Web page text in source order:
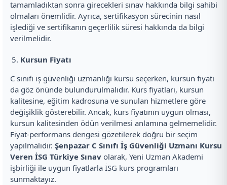
tamamladıktan sonra girecekleri sınav hakkında bilgi sahibi
olmaları önemlidir. Ayrıca, sertifikasyon sürecinin nasıl
işlediği ve sertifikanın geçerlilik süresi hakkında da bilgi
verilmelidir.
Kursun Fiyatı
C sınıfı iş güvenliği uzmanlığı kursu seçerken, kursun fiyatı
da göz önünde bulundurulmalıdır. Kurs fiyatları, kursun
kalitesine, eğitim kadrosuna ve sunulan hizmetlere göre
değişiklik gösterebilir. Ancak, kurs fiyatının uygun olması,
kursun kalitesinden ödün verilmesi anlamına gelmemelidir.
Fiyat-performans dengesi gözetilerek doğru bir seçim
yapılmalıdır. Şenpazar C Sınıfı İş Güvenliği Uzmanı Kursu
Veren İSG Türkiye Sınav olarak, Yeni Uzman Akademi
işbirliği ile uygun fiyatlarla İSG kurs programları
sunmaktayız.